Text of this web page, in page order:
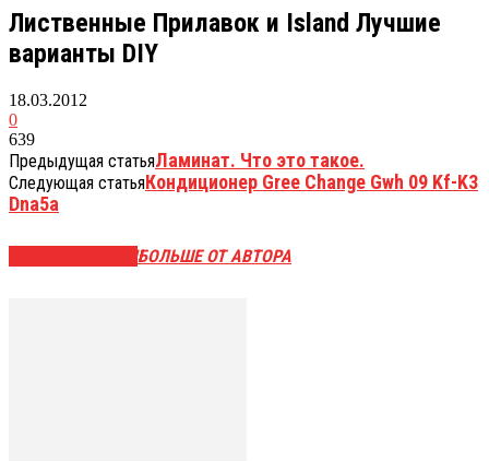
Лиственные Прилавок и Island Лучшие
варианты DIY
18.03.2012
0
639
Предыдущая статьяЛаминат. Что это такое.
Следующая статьяКондиционер Gree Change Gwh 09 Kf-K3
Dna5a
БОЛЬШЕ ОТ АВТОРА